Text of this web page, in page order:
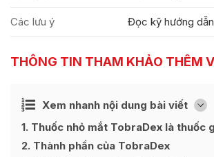
Các lưu ý Đọc kỹ hướng
THÔNG TIN THAM KHẢO THÊM
Xem nhanh nội dung bài viết [
Ẩn
1 Thuốc nhỏ mắt TobraDex là thuốc
2 Thành phần của TobraDex